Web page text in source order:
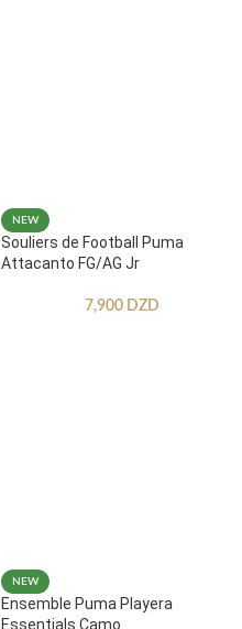
NEW
Souliers de Football Puma
Attacanto FG/AG Jr
7,900 DZD
NEW
Ensemble Puma Playera
Essentials Camo